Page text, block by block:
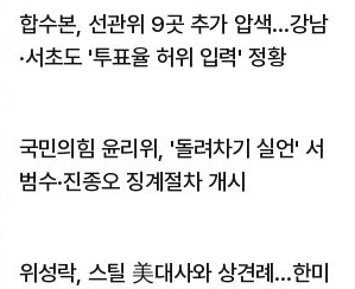
합수본, 선관위 9곳 추가 압색…강남
·서초도 '투표율 허위 입력' 정황
국민의힘 윤리위, '돌려차기 실언' 서
범수·진종오 징계절차 개시
위성락, 스틸 美대사와 상견례…한미